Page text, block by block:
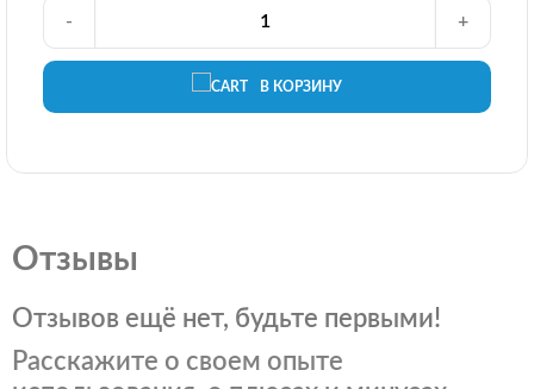
В КОРЗИНУ
- +
Отзывы
Отзывов ещё нет, будьте первыми!
Расскажите о своем опыте